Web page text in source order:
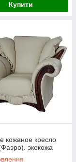
Купити
кожаное кресло
экокожа